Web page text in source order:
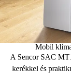
Mobil
A Sencor SAC
kerékkel és